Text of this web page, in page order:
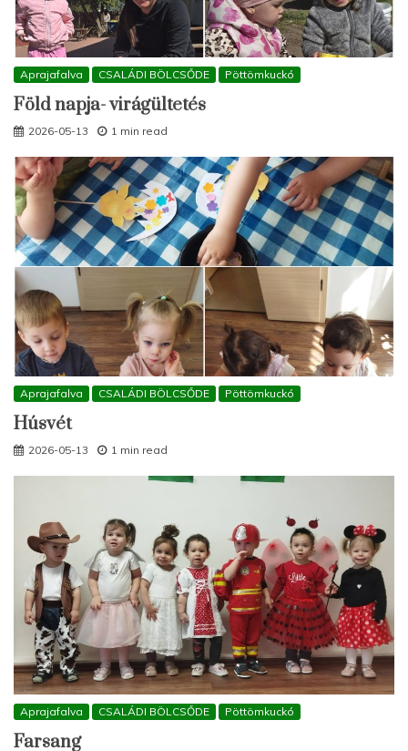
Aprajafalva CSALÁDI BÖLCSŐDE Pöttömkuckó
Föld napja- virágültetés
2026-05-13 1 min read
Aprajafalva CSALÁDI BÖLCSŐDE Pöttömkuckó
Húsvét
2026-05-13 1 min read
Aprajafalva CSALÁDI BÖLCSŐDE Pöttömkuckó
Farsang